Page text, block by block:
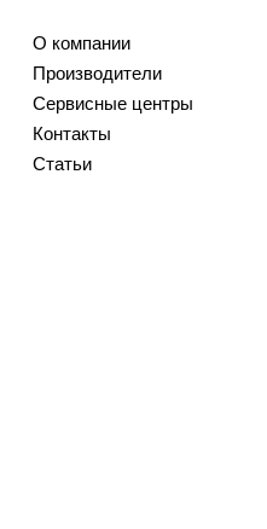
О компании
Производители
Сервисные центры
Контакты
Статьи